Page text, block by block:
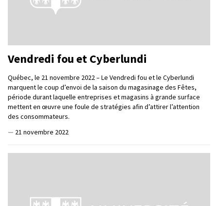
Vendredi fou et Cyberlundi
Québec, le 21 novembre 2022 – Le Vendredi fou et le Cyberlundi
marquent le coup d’envoi de la saison du magasinage des Fêtes,
période durant laquelle entreprises et magasins à grande surface
mettent en œuvre une foule de stratégies afin d’attirer l’attention
des consommateurs.
— 21 novembre 2022